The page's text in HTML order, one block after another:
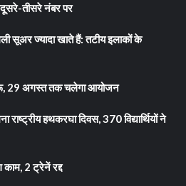
तीसरे नंबर पर
सूअर ज्यादा खाते हैं: तटीय इलाकों के
29 अगस्त तक चलेगा आयोजन
राष्ट्रीय हथकरघा दिवस, 370 विद्यार्थियों ने
2 ट्रेनें रद्द